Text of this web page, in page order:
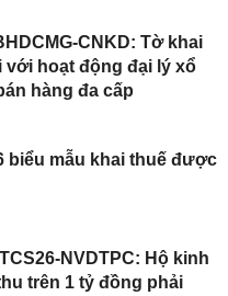
CNKD: Tờ khai
với hoạt động đại lý xổ
hàng đa cấp
biểu mẫu khai thuế được
NVDTPC: Hộ kinh
trên 1 tỷ đồng phải